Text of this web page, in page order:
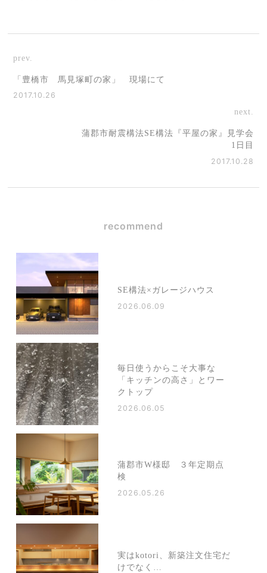
prev.
「豊橋市 馬見塚町の家」 現場にて
2017.10.26
next.
蒲郡市耐震構法SE構法『平屋の家』見学会
1日目
2017.10.28
recommend
SE構法×ガレージハウス
2026.06.09
毎日使うからこそ大事な
「キッチンの高さ」とワー
クトップ
2026.06.05
蒲郡市W様邸 ３年定期点
検
2026.05.26
実はkotori、新築注文住宅だ
けでなく…